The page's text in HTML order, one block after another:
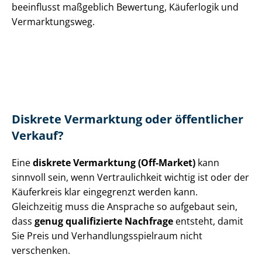
beeinflusst maßgeblich Bewertung, Käuferlogik und
Vermarktungsweg.
Diskrete Vermarktung oder öffentlicher
Verkauf?
Einediskrete Vermarktung (Off-Market) kann
sinnvoll sein, wenn Vertraulichkeit wichtig ist oder der
Käuferkreis klar eingegrenzt werden kann.
Gleichzeitig muss die Ansprache so aufgebaut sein,
dass genug qualifizierte Nachfrage entsteht, damit
Sie Preis und Ver­hand­lungs­spiel­raum nicht
verschenken.